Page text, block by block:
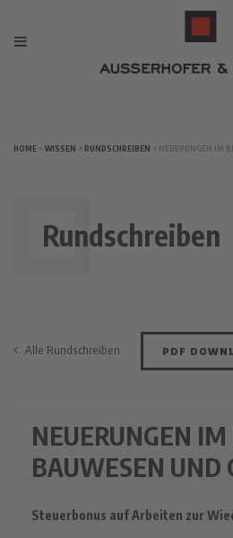
HOME > WISSEN > RUNDSCHREIBEN > NEUERUNGEN IM
Rundschreiben
Alle Rundschreiben PDF
NEUERUNGEN IM
BAUWESEN UND
Steuerbonus auf Arbeiten zur